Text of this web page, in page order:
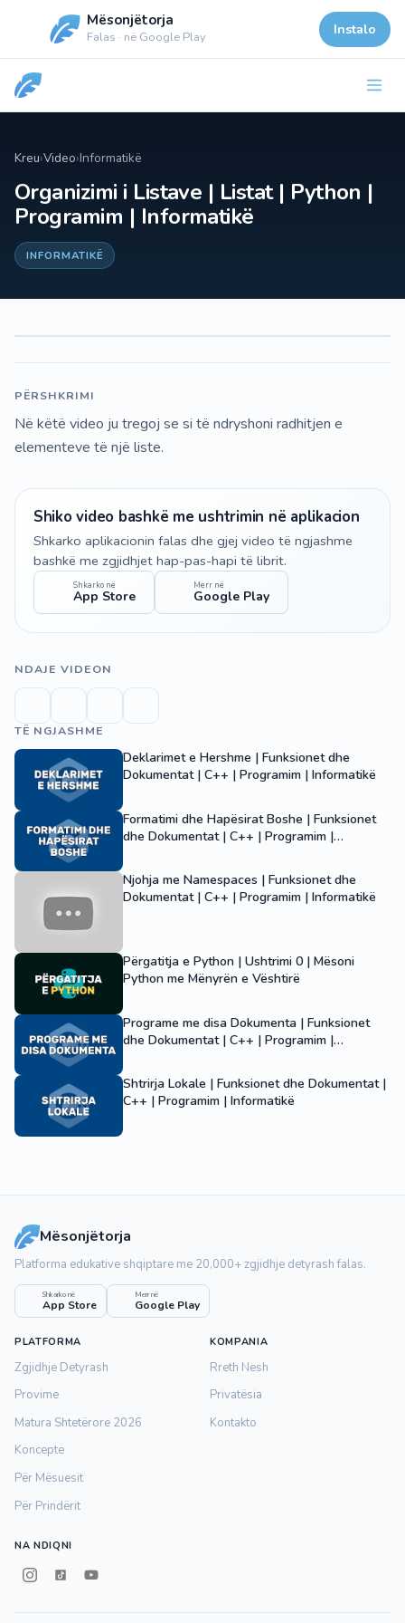
Mësonjëtorja
Falas · në Google Play Instalo
Kreu›Video›Informatikë
Organizimi i Listave | Listat | Python |
Programim | Informatikë
INFORMATIKË
PËRSHKRIMI
Në këtë video ju tregoj se si të ndryshoni radhitjen e
elementeve të një liste.
Shiko video bashkë me ushtrimin në aplikacion
Shkarko aplikacionin falas dhe gjej video të ngjashme
bashkë me zgjidhjet hap-pas-hapi të librit.
Shkarko në
App Store
Merr në
Google Play
NDAJE VIDEON
TË NGJASHME
Deklarimet e Hershme | Funksionet dhe
Dokumentat | C++ | Programim | Informatikë
Formatimi dhe Hapësirat Boshe | Funksionet
dhe Dokumentat | C++ | Programim |
Njohja me Namespaces | Funksionet dhe
Dokumentat | C++ | Programim | Informatikë
Përgatitja e Python | Ushtrimi 0 | Mësoni
Python me Mënyrën e Vështirë
Programe me disa Dokumenta | Funksionet
dhe Dokumentat | C++ | Programim |
Shtrirja Lokale | Funksionet dhe Dokumentat |
C++ | Programim | Informatikë
Mësonjëtorja
Platforma edukative shqiptare me 20,000+ zgjidhje detyrash falas.
Shkarko në
App Store
Merr në
Google Play
PLATFORMA
Zgjidhje Detyrash
Provime
Matura Shtetërore 2026
Koncepte
Për Mësuesit
Për Prindërit
KOMPANIA
Rreth Nesh
Privatësia
Kontakto
NA NDIQNI